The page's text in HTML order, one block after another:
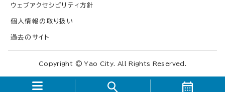
ウェブアクセシビリティ方針
個人情報の取り扱い
過去のサイト
Copyright © Yao City. All Rights Reserved.